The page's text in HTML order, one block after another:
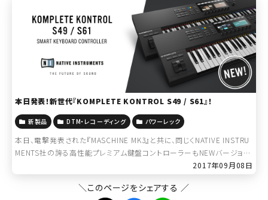
本日発表！新世代『KOMPLETE KONTROL S49 / S61』！
新製品 DTM・レコーディング パワーレック
本日、電撃発表された『MASCHINE MK3』と共に、同じくNATIVE INSTRU
MENTS社の誇る高性能プレミアム鍵盤コントローラーもNEWバージョン
がアナウンスされました！ ■NATIVE INSTRUMENT […]2017年09月08日
＼このページをシェアする ／